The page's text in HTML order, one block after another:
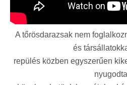
A tőrösdarazsak nem
és
repülés közben egyszerűen